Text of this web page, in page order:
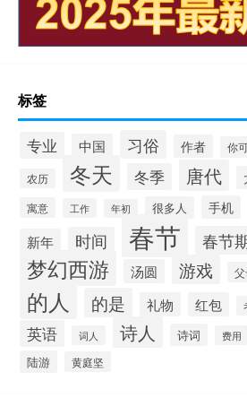
标签
专业 中国 习俗 作者 你
农历 冬天 冬季 唐代
寓意 工作 年初 很多人 手机
新年 时间 春节 春节
梦幻西游 汤圆 游戏
的人 的是 礼物 红包
英语 词人 诗人 诗词 费用
陆游 黄庭坚